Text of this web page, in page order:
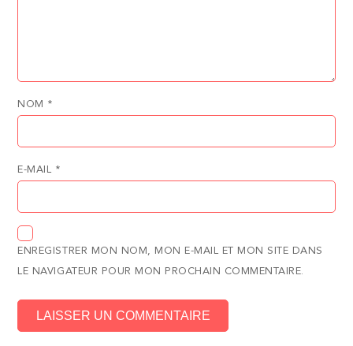
NOM *
E-MAIL *
ENREGISTRER MON NOM, MON E-MAIL ET MON SITE DANS
LE NAVIGATEUR POUR MON PROCHAIN COMMENTAIRE.